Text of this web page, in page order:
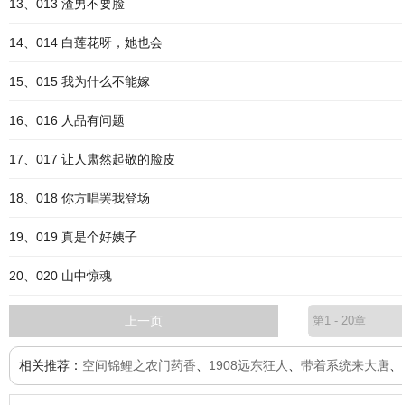
13、013 渣男不要脸
14、014 白莲花呀，她也会
15、015 我为什么不能嫁
16、016 人品有问题
17、017 让人肃然起敬的脸皮
18、018 你方唱罢我登场
19、019 真是个好姨子
20、020 山中惊魂
上一页
相关推荐： 空间锦鲤之农门药香 1908远东狂人 带着系统来大唐